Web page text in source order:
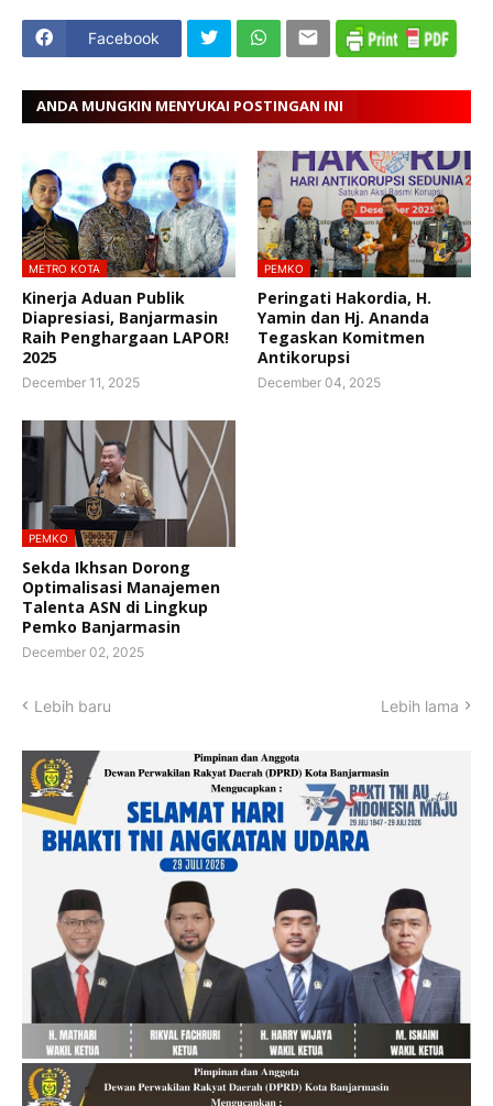
Facebook
ANDA MUNGKIN MENYUKAI POSTINGAN INI
METRO KOTA
Kinerja Aduan Publik
Diapresiasi, Banjarmasin
Raih Penghargaan LAPOR!
2025
December 11, 2025
PEMKO
Peringati Hakordia, H.
Yamin dan Hj. Ananda
Tegaskan Komitmen
Antikorupsi
December 04, 2025
PEMKO
Sekda Ikhsan Dorong
Optimalisasi Manajemen
Talenta ASN di Lingkup
Pemko Banjarmasin
December 02, 2025
Lebih baru Lebih lama